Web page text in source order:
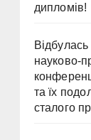
дипломів!
Відбулась
науково-
та їх
сталого